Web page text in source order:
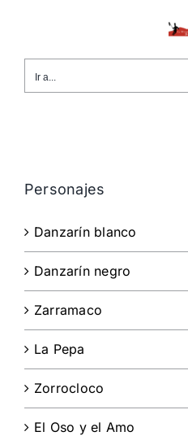
Ir a...
Personajes
Danzarín blanco
Danzarín negro
Zarramaco
La Pepa
Zorrocloco
El Oso y el Amo